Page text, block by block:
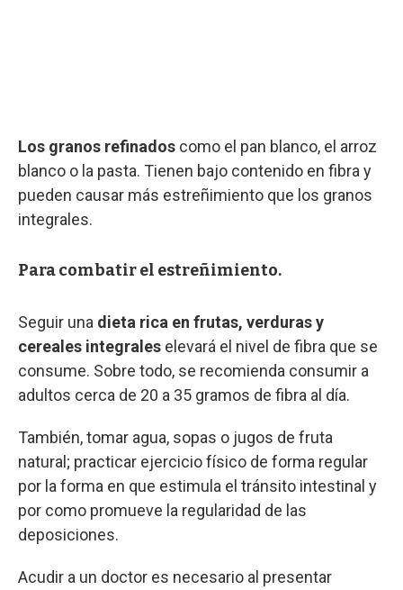
Los granos refinados como el pan blanco, el arroz
blanco o la pasta. Tienen bajo contenido en fibra y
pueden causar más estreñimiento que los granos
integrales.
Para combatir el estreñimiento.
Seguir una dieta rica en frutas, verduras y
cereales integrales elevará el nivel de fibra que se
consume. Sobre todo, se recomienda consumir a
adultos cerca de 20 a 35 gramos de fibra al día.
También, tomar agua, sopas o jugos de fruta
natural; practicar ejercicio físico de forma regular
por la forma en que estimula el tránsito intestinal y
por como promueve la regularidad de las
deposiciones.
Acudir a un doctor es necesario al presentar